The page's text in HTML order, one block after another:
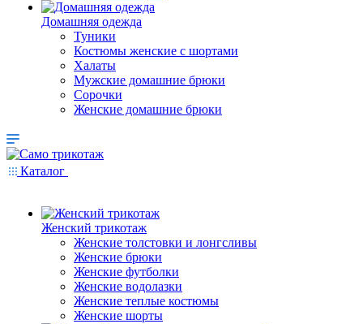
Домашняя одежда
Туники
Костюмы женские с шортами
Халаты
Мужские домашние брюки
Сорочки
Женские домашние брюки
Каталог
Женский трикотаж
Женские толстовки и лонгсливы
Женские брюки
Женские футболки
Женские водолазки
Женские теплые костюмы
Женские шорты